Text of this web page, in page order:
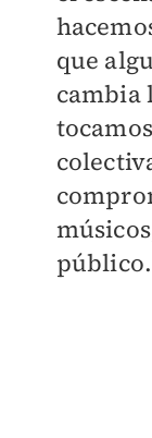
que
cambia
público.